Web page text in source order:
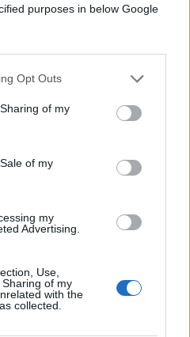
purposes in below Google
Opt Outs
of my
of my
my
Advertising.
Use,
of my
with the
collected.
temperature